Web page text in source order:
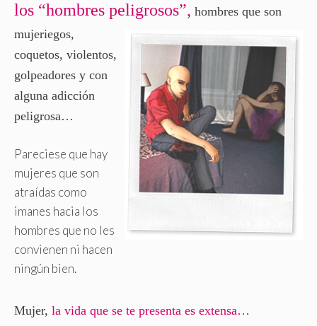
los “hombres peligrosos”, hombres que son
mujeriegos,
coquetos, violentos,
golpeadores y con
alguna adicción
peligrosa…
Pareciese que hay
mujeres que son
atraídas como
imanes hacia los
hombres que no les
convienen ni hacen
ningún bien.
Mujer, la vida que se te presenta es extensa…